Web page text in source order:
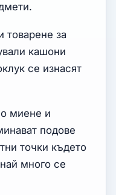
товарене за
кашони
се изнасят
миене и
подове
точки където
много се